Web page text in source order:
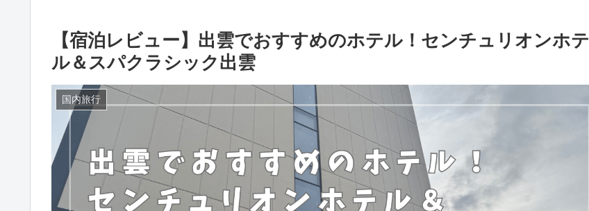
【宿泊レビュー】出雲でおすすめのホテル！センチュリオンホテ
ル＆スパクラシック出雲
国内旅行